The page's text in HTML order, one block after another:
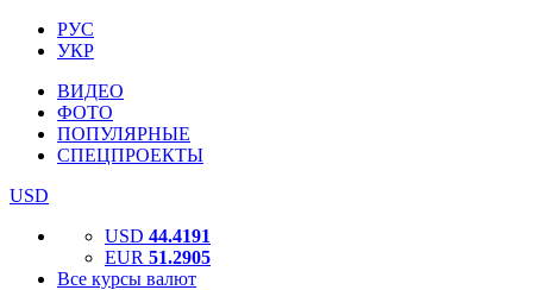
РУС
УКР
ВИДЕО
ФОТО
ПОПУЛЯРНЫЕ
СПЕЦПРОЕКТЫ
USD
USD 44.4191
EUR 51.2905
Все курсы валют